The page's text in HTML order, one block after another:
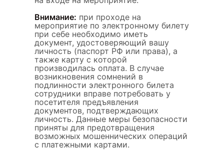
Внимание: при проходе на
мероприятие по электронному билету
при себе необходимо иметь
документ, удостоверяющий вашу
личность (паспорт РФ или права), а
также карту с которой
производилась оплата. В случае
возникновения сомнений в
подлинности электронного билета
сотрудники вправе потребовать у
посетителя предъявления
документов, подтверждающих
личность. Данные меры безопасности
приняты для предотвращения
возможных мошеннических операций
с платежными картами.